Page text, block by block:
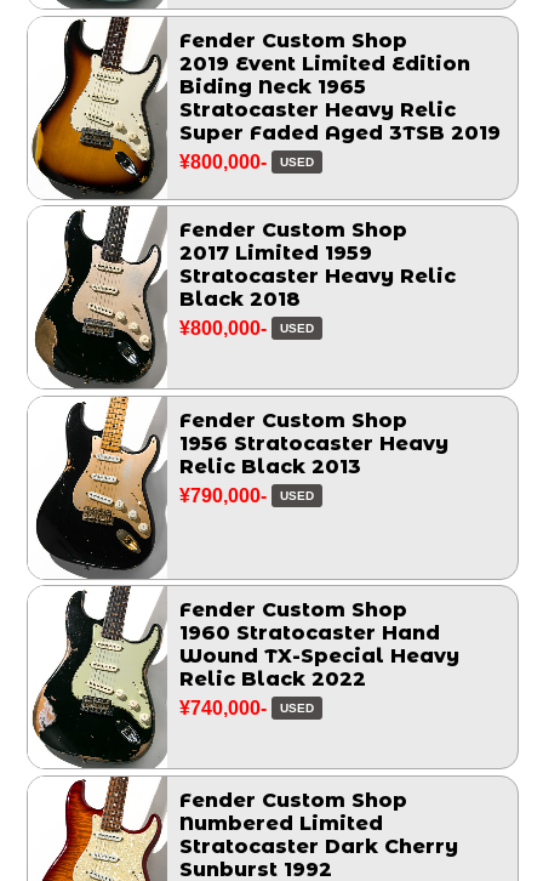
Fender Custom Shop
2019 Event Limited Edition
Biding Neck 1965
Stratocaster Heavy Relic
Super Faded Aged 3TSB 2019
¥800,000- USED
Fender Custom Shop
2017 Limited 1959
Stratocaster Heavy Relic
Black 2018
¥800,000- USED
Fender Custom Shop
1956 Stratocaster Heavy
Relic Black 2013
¥790,000- USED
Fender Custom Shop
1960 Stratocaster Hand
Wound TX-Special Heavy
Relic Black 2022
¥740,000- USED
Fender Custom Shop
Numbered Limited
Stratocaster Dark Cherry
Sunburst 1992